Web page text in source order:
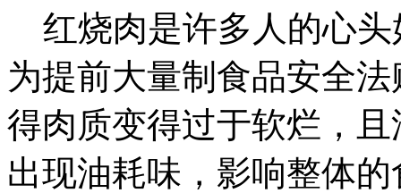
红烧肉是许多人的心头
为提前大量制食品安全
得肉质变得过于软烂，
出现油耗味，影响整体